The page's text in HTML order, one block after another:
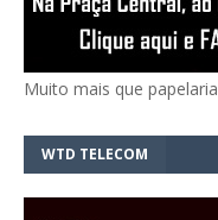
Muito mais que papelaria
WTD TELECOM